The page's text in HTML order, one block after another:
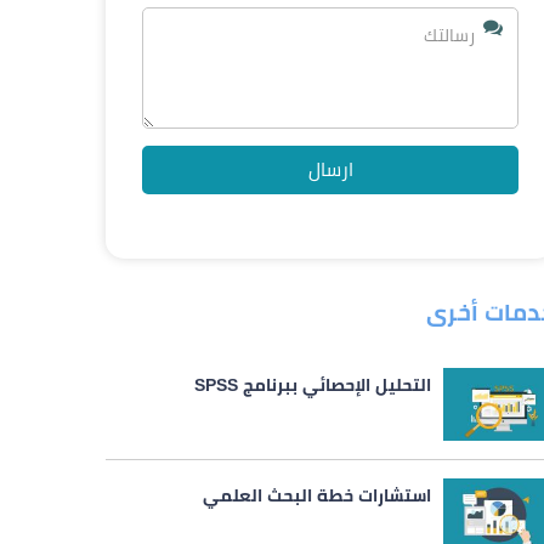
أخرى
التحليل الإحصائي ببرنامج SPSS
استشارات خطة البحث العلمي